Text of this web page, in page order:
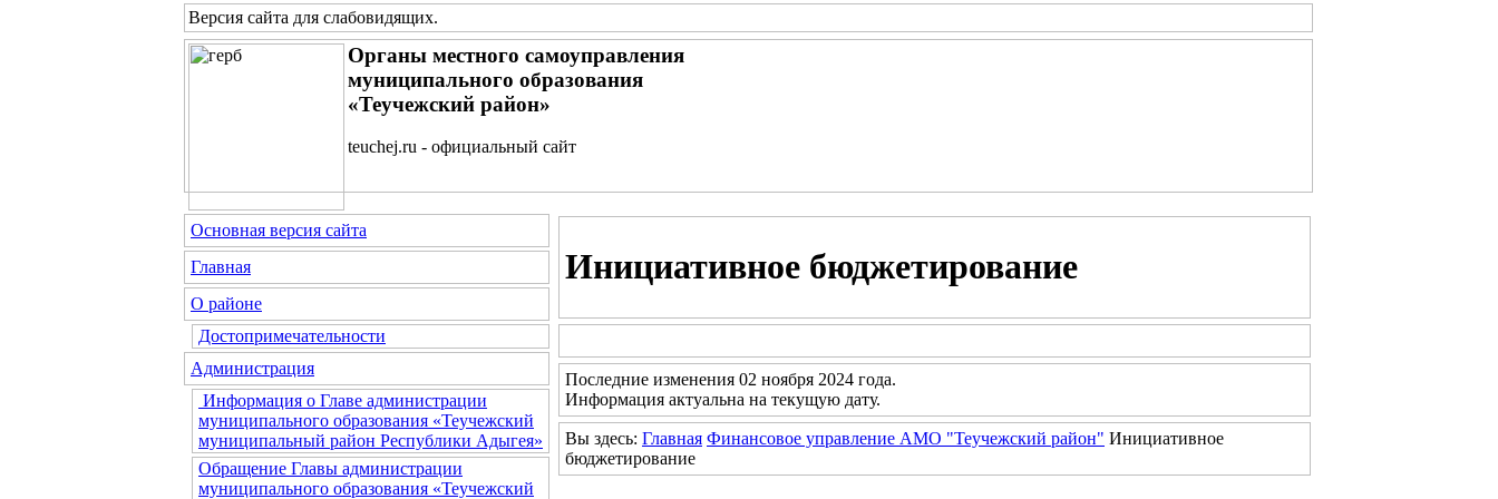
Версия сайта для слабовидящих.
Органы местного самоуправления
муниципального образования
«Теучежский район»
teuchej.ru - официальный сайт
Основная версия сайта
Главная
О районе
Достопримечательности
Администрация
Информация о Главе администрации
муниципального образования «Теучежский
муниципальный район Республики Адыгея»
Обращение Главы администрации
муниципального образования «Теучежский
Инициативное бюджетирование
Последние изменения 02 ноября 2024 года.
Информация актуальна на текущую дату.
Вы здесь: Главная Финансовое управление АМО "Теучежский район" Инициативное
бюджетирование